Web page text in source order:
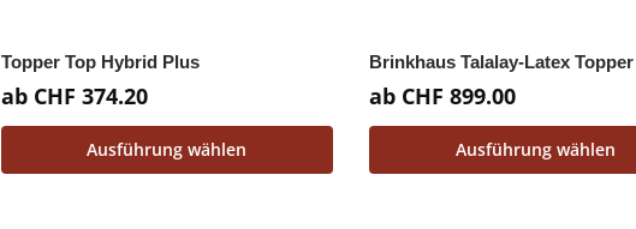
Topper Top Hybrid Plus
ab CHF 374.20
Ausführung wählen
Brinkhaus Talalay-Latex Topper
ab CHF 899.00
Ausführung wählen